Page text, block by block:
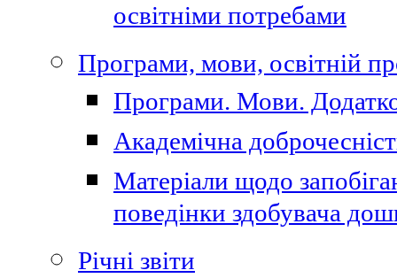
освітніми потребами
Програми, мови, освітній
Програми. Мови.
Академічна
Матеріали щодо
поведінки здобувача
Річні звіти